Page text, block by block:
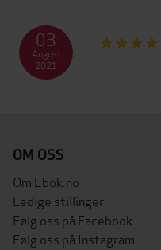
03
August
2021
OM OSS
Om Ebok.no
Ledige stillinger
Følg oss på Facebook
Følg oss på Instagram